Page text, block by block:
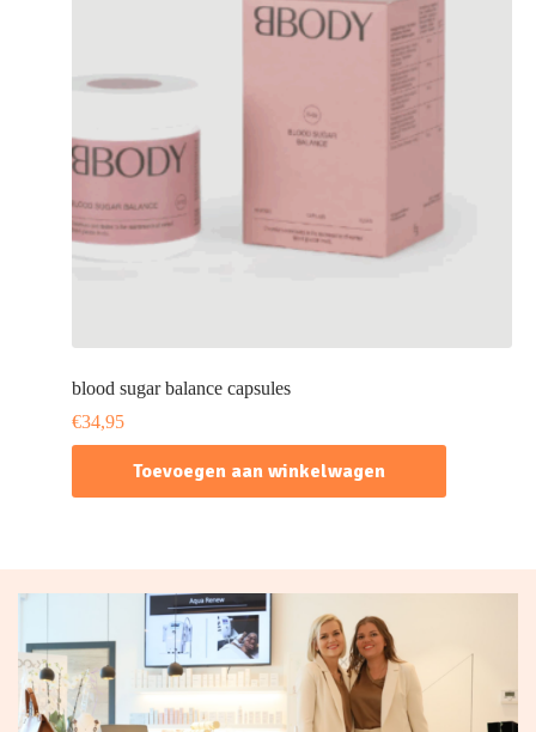
blood sugar balance capsules
€34,95
Toevoegen aan winkelwagen